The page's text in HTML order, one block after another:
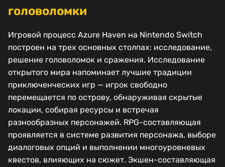
головоломки
Игровой процесс Azure Haven на Nintendo Switch
построен на трех основных столпах: исследование,
решение головоломок и сражения. Исследование
открытого мира напоминает лучшие традиции
приключенческих игр — игрок свободно
перемещается по острову, обнаруживая скрытые
локации, собирая ресурсы и встречая
разнообразных персонажей. RPG-составляющая
проявляется в системе развития персонажа, выборе
диалоговых опций и выполнении многоуровневых
квестов, влияющих на сюжет. Экшен-составляющая